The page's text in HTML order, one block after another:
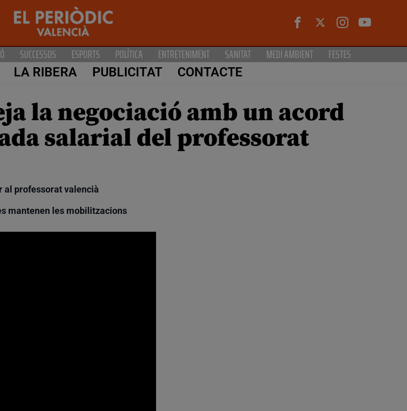
SUCCESSOS ESPORTS POLÍTICA ENTRETENIMENT SANITAT MEDI AMBIENT FESTES
LA RIBERA PUBLICITAT CONTACTE
la negociació amb un acord
salarial del professorat
al professorat valencià
mantenen les mobilitzacions